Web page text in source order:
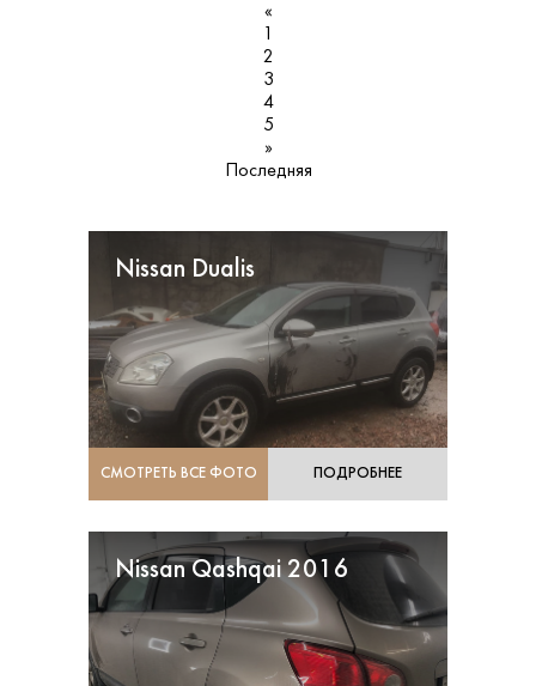
«
1
2
3
4
5
»
Последняя
Nissan Dualis
СМОТРЕТЬ ВСЕ ФОТО ПОДРОБНЕЕ
Nissan Qashqai 2016